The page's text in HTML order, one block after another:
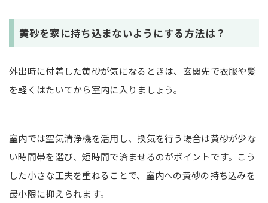
黄砂を家に持ち込まないようにする方法は？
外出時に付着した黄砂が気になるときは、玄関先で衣服や髪
を軽くはたいてから室内に入りましょう。
室内では空気清浄機を活用し、換気を行う場合は黄砂が少な
い時間帯を選び、短時間で済ませるのがポイントです。こう
した小さな工夫を重ねることで、室内への黄砂の持ち込みを
最小限に抑えられます。